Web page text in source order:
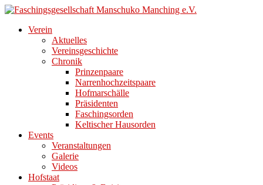
Direkt
Inhalt
Verein
Aktuelles
Vereinsgeschichte
Chronik
Prinzenpaare
Narrenhochzeitspaare
Hofmarschälle
Präsidenten
Faschingsorden
Keltischer Hausorden
Events
Veranstaltungen
Galerie
Videos
Hofstaat